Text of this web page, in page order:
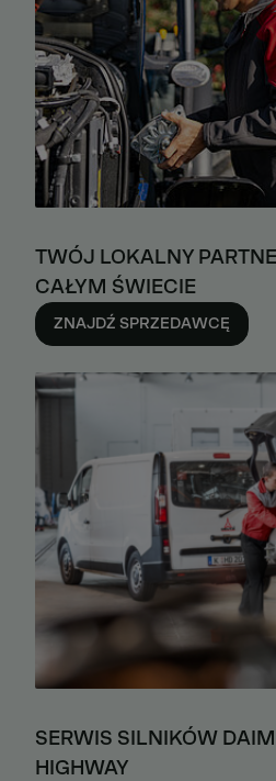
TWÓJ LOKALNY
CAŁYM ŚWIECIE
ZNAJDŹ SPRZEDAWCĘ
SERWIS SILNIKÓW
HIGHWAY